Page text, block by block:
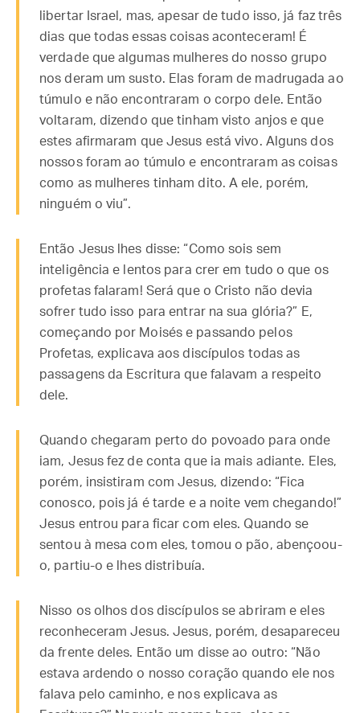
libertar Israel, mas, apesar de tudo isso, já faz três
dias que todas essas coisas aconteceram! É
verdade que algumas mulheres do nosso grupo
nos deram um susto. Elas foram de madrugada ao
túmulo e não encontraram o corpo dele. Então
voltaram, dizendo que tinham visto anjos e que
estes afirmaram que Jesus está vivo. Alguns dos
nossos foram ao túmulo e encontraram as coisas
como as mulheres tinham dito. A ele, porém,
ninguém o viu”.
Então Jesus lhes disse: “Como sois sem
inteligência e lentos para crer em tudo o que os
profetas falaram! Será que o Cristo não devia
sofrer tudo isso para entrar na sua glória?” E,
começando por Moisés e passando pelos
Profetas, explicava aos discípulos todas as
passagens da Escritura que falavam a respeito
dele.
Quando chegaram perto do povoado para onde
iam, Jesus fez de conta que ia mais adiante. Eles,
porém, insistiram com Jesus, dizendo: “Fica
conosco, pois já é tarde e a noite vem chegando!”
Jesus entrou para ficar com eles. Quando se
sentou à mesa com eles, tomou o pão, abençoou-
o, partiu-o e lhes distribuía.
Nisso os olhos dos discípulos se abriram e eles
reconheceram Jesus. Jesus, porém, desapareceu
da frente deles. Então um disse ao outro: “Não
estava ardendo o nosso coração quando ele nos
falava pelo caminho, e nos explicava as